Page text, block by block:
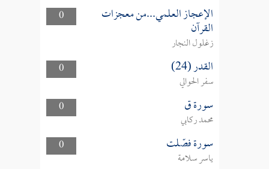
0 الإعجاز العلمي...من معجزات
القرآن
زغلول النجار
0
القدر (24)
سفر الحوالي
0
سورة ق
محمد ركابي
0
سورة فصّلت
ياسر سلامة